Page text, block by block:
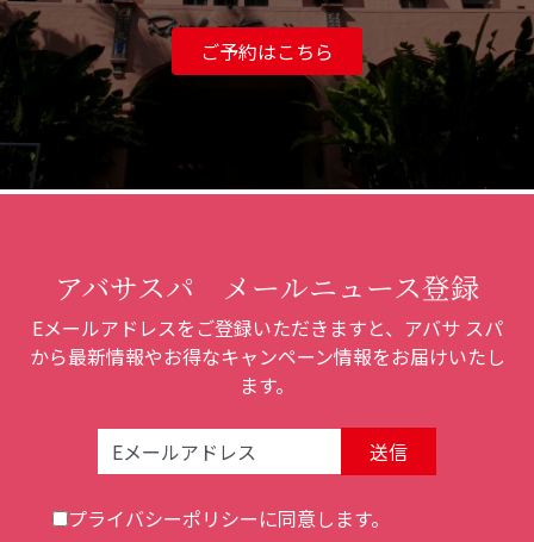
ご予約はこちら
アバサスパ メールニュース登録
Eメールアドレスをご登録いただきますと、アバサ スパ
から最新情報やお得なキャンペーン情報をお届けいたし
ます。
Email Address:
プライバシーポリシーに同意します。